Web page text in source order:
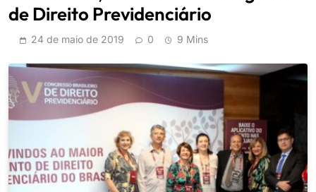
de Direito Previdenciário
24 de maio de 2019 0 9 Mins